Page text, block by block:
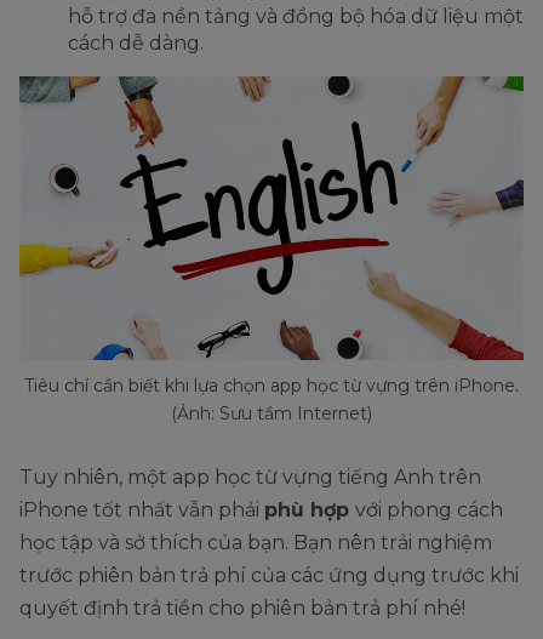
hỗ trợ đa nền tảng và đồng bộ hóa dữ liệu một
cách dễ dàng.
Tiêu chí cần biết khi lựa chọn app học từ vựng trên iPhone.
(Ảnh: Sưu tầm Internet)
Tuy nhiên, một app học từ vựng tiếng Anh trên
iPhone tốt nhất vẫn phải phù hợp với phong cách
học tập và sở thích của bạn. Bạn nên trải nghiệm
trước phiên bản trả phí của các ứng dụng trước khi
quyết định trả tiền cho phiên bản trả phí nhé!